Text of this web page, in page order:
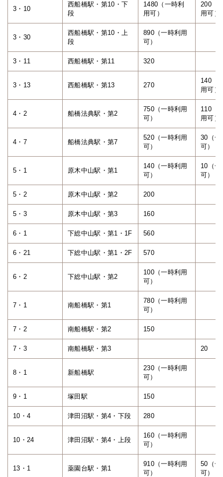
3・10
西船橋駅・第10・下
段
1480（一時利
用可）
200（
用可）
3・30
西船橋駅・第10・上
段
890（一時利用
可）
3・11 西船橋駅・第11 320
3・13 西船橋駅・第13 270
140（
用可）
4・2 船橋法典駅・第2
750（一時利用
可）
110（
用可）
4・7 船橋法典駅・第7
520（一時利用
可）
30（一
可）
5・1 原木中山駅・第1
140（一時利用
可）
10（一
可）
5・2 原木中山駅・第2 200
5・3 原木中山駅・第3 160
6・1 下総中山駅・第1・1F 560
6・21 下総中山駅・第1・2F 570
6・2 下総中山駅・第2
100（一時利用
可）
7・1 南船橋駅・第1
780（一時利用
可）
7・2 南船橋駅・第2 150
7・3 南船橋駅・第3 20
8・1 新船橋駅
230（一時利用
可）
9・1 塚田駅 150
10・4 津田沼駅・第4・下段 280
10・24 津田沼駅・第4・上段
160（一時利用
可）
13・1 薬園台駅・第1
910（一時利用
可）
50（一
可）